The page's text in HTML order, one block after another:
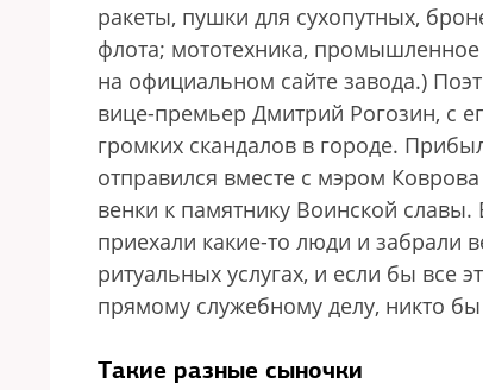
ракеты, пушки для сухопутных,
флота; мототехника,
на официальном сайте завода.)
вице-премьер Дмитрий Рогозин, с
громких скандалов в городе.
отправился вместе с мэром
венки к памятнику Воинской
приехали какие-то люди и забрали
ритуальных услугах, и если бы все
прямому служебному делу, никто
Такие разные сыночки